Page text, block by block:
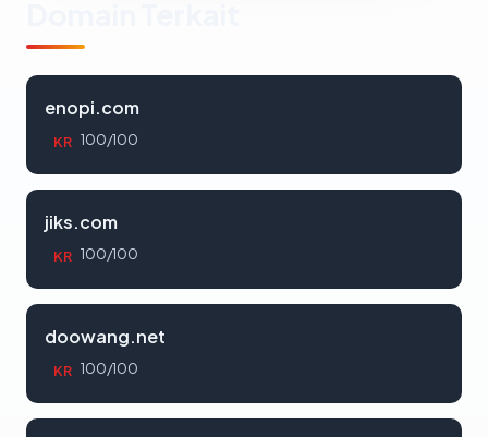
enopi.com
KR 100/100
jiks.com
KR 100/100
doowang.net
KR 100/100